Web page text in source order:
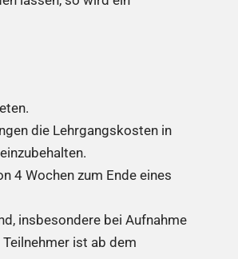
die Lehrgangskosten in
4 Wochen zum Ende eines
insbesondere bei Aufnahme
ist ab dem